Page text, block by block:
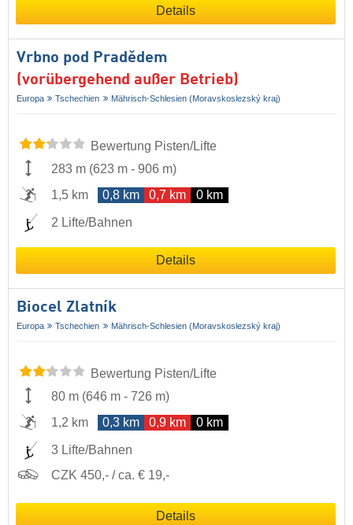
Details
Vrbno pod Pradědem
(vorübergehend außer Betrieb)
Europa Tschechien Mährisch-Schlesien (Moravskoslezský kraj)
Bewertung Pisten/Lifte
283 m (623 m - 906 m)
1,5 km
0,8 km 0,7 km 0 km
2 Lifte/Bahnen
Details
Biocel Zlatník
Europa Tschechien Mährisch-Schlesien (Moravskoslezský kraj)
Bewertung Pisten/Lifte
80 m (646 m - 726 m)
1,2 km
0,3 km 0,9 km 0 km
3 Lifte/Bahnen
CZK 450,- / ca. € 19,-
Details